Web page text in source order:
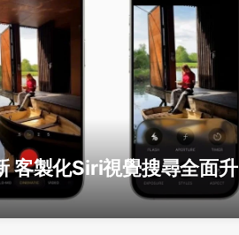
客製化Siri視覺搜尋全面升